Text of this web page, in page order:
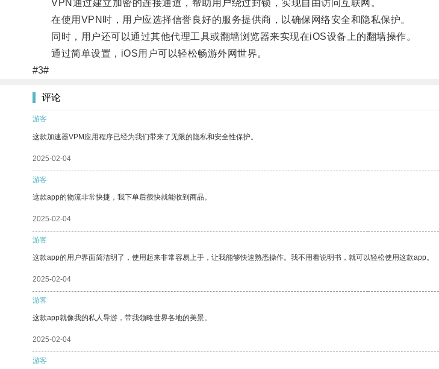
VPN通过建立加密的连接通道，帮助用户绕过封锁，实现自由访问互联网。
在使用VPN时，用户应选择信誉良好的服务提供商，以确保网络安全和隐私保护。
同时，用户还可以通过其他代理工具或翻墙浏览器来实现在iOS设备上的翻墙操作。
通过简单设置，iOS用户可以轻松畅游外网世界。
#3#
评论
游客
这款加速器VPM应用程序已经为我们带来了无限的隐私和安全性保护。
2025-02-04
游客
这款app的物流非常快捷，我下单后很快就能收到商品。
2025-02-04
游客
这款app的用户界面简洁明了，使用起来非常容易上手，让我能够快速熟悉操作。我不用看说明书，就可以轻松使用这款app。
2025-02-04
游客
这款app就像我的私人导游，带我领略世界各地的美景。
2025-02-04
游客